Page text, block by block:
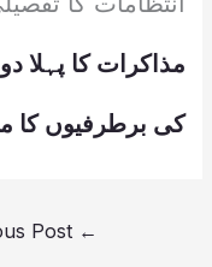
مذاکرات کا پہلا
کی برطرفیوں کا
←